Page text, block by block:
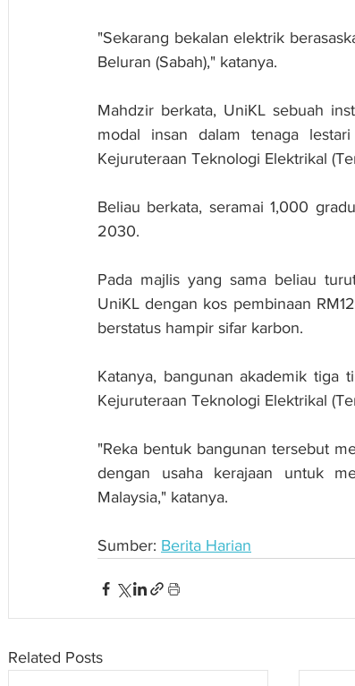
"Sekarang bekalan elektrik
Beluran (Sabah)," katanya.
Mahdzir berkata, UniKL sebuah
modal insan dalam tenaga
Kejuruteraan Teknologi Elektrikal
Beliau berkata, seramai 1,000
2030.
Pada majlis yang sama beliau
UniKL dengan kos pembinaan
berstatus hampir sifar karbon.
Katanya, bangunan akademik tiga
Kejuruteraan Teknologi Elektrikal
"Reka bentuk bangunan tersebut
dengan usaha kerajaan untuk
Malaysia," katanya.
Sumber: Berita Harian
Related Posts